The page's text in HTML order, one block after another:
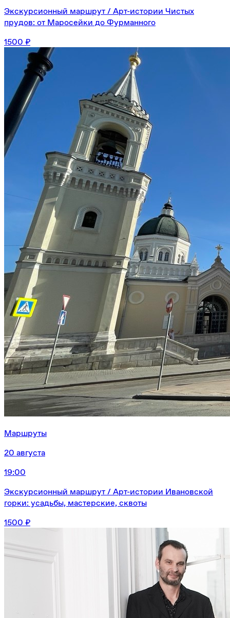
Экскурсионный маршрут / Арт-истории Чистых
прудов: от Маросейки до Фурманного
1500 ₽
Маршруты
20 августа
19:00
Экскурсионный маршрут / Арт-истории Ивановской
горки: усадьбы, мастерские, сквоты
1500 ₽